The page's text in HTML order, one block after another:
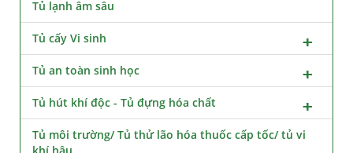
Tủ lạnh âm sâu
Tủ cấy Vi sinh
Tủ an toàn sinh học
Tủ hút khí độc - Tủ đựng hóa chất
Tủ môi trường/ Tủ thử lão hóa thuốc cấp tốc/ tủ vi